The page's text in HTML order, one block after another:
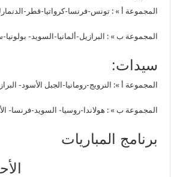
المجموعة أ » : تونس-فرنسا-كرواتيا-قطر-
المجموعة ب » : البرازيل-ألمانيا-السويد-
سيدات:
المجموعة أ »: النرويج-رومانيا-الجبل الأسود-
المجموعة ب » : هولاندا-روسيا- السويد-فرنسا-
برنامج المباريات
الأحد 7